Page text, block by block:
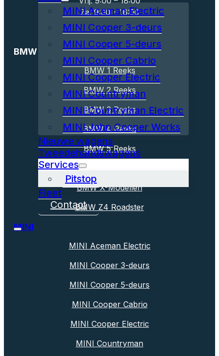
MINI Aceman Electric
MINI Cooper 3-deurs
MINI Cooper 5-deurs
MINI Cooper Cabrio
MINI Cooper Electric
MINI Countryman
MINI Countryman Electric
MINI John Cooper Works
Nieuwe wagens
Tweedehandswagens
Services
Pitstop
Fleet
Contact
Za: 9:00 – 16:00
BMW
BMW 1 Reeks
BMW 2 Reeks
BMW 3 Reeks
BMW 4 Reeks
BMW 5 Reeks
BMW 7 Reeks
BMW X-Modellen
BMW Z4 Roadster
MINI
MINI Aceman Electric
MINI Cooper 3-deurs
MINI Cooper 5-deurs
MINI Cooper Cabrio
MINI Cooper Electric
MINI Countryman